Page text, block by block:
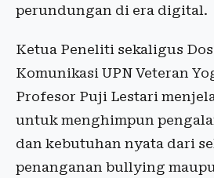
perundungan di era digital.
Ketua Peneliti sekaligus
Komunikasi UPN Veteran
Profesor Puji Lestari
untuk menghimpun
dan kebutuhan nyata dari
penanganan bullying